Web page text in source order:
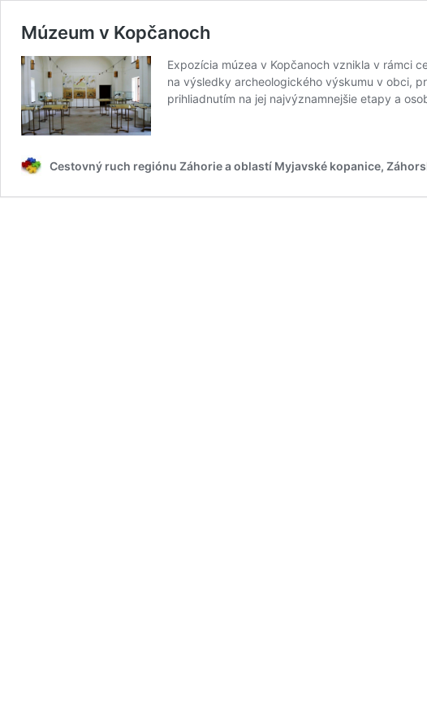
Múzeum v Kopčanoch
Expozícia múzea v Kopčanoch vznikla v rámci
na výsledky archeologického výskumu v obci,
prihliadnutím na jej najvýznamnejšie etapy a
Cestovný ruch regiónu Záhorie a oblastí Myjavské kopanice,